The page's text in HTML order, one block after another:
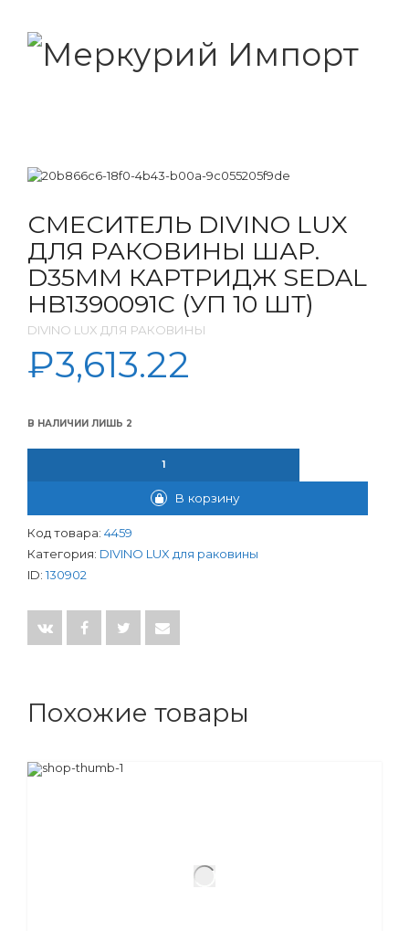
СМЕСИТЕЛЬ DIVINO LUX
ДЛЯ РАКОВИНЫ ШАР.
D35ММ КАРТРИДЖ SEDAL
HB1390091C (УП 10 ШТ)
DIVINO LUX ДЛЯ РАКОВИНЫ
₽3,613.22
В НАЛИЧИИ ЛИШЬ 2
В корзину
Код товара: 4459
Категория: DIVINO LUX для раковины
ID: 130902
Похожие товары